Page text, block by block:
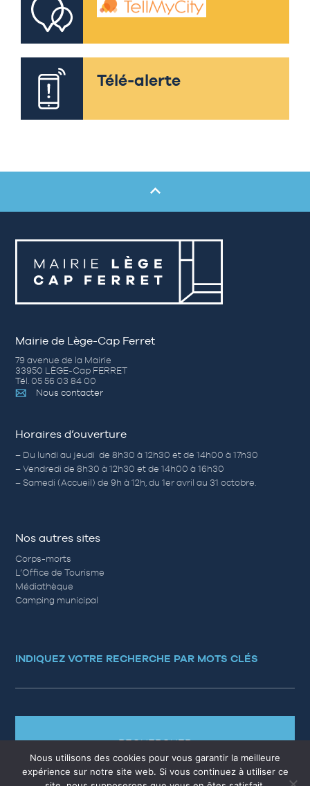
Télé-alerte
Mairie de Lège-Cap Ferret
79 avenue de la Mairie
33950 LÈGE-Cap FERRET
Tél. 05 56 03 84 00
Nous contacter
Horaires d’ouverture
– Du lundi au jeudi de 8h30 à 12h30 et de 14h00 à 17h30
– Vendredi de 8h30 à 12h30 et de 14h00 à 16h30
– Samedi (Accueil) de 9h à 12h, du 1er avril au 31 octobre.
Nos autres sites
Corps-morts
L’Office de Tourisme
Médiathèque
Camping municipal
INDIQUEZ VOTRE RECHERCHE PAR MOTS CLÉS
RECHERCHER
Nous utilisons des cookies pour vous garantir la meilleure
expérience sur notre site web. Si vous continuez à utiliser ce